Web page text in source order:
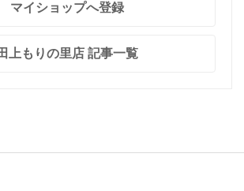
マイショップへ登録
上もりの里店 記事一覧